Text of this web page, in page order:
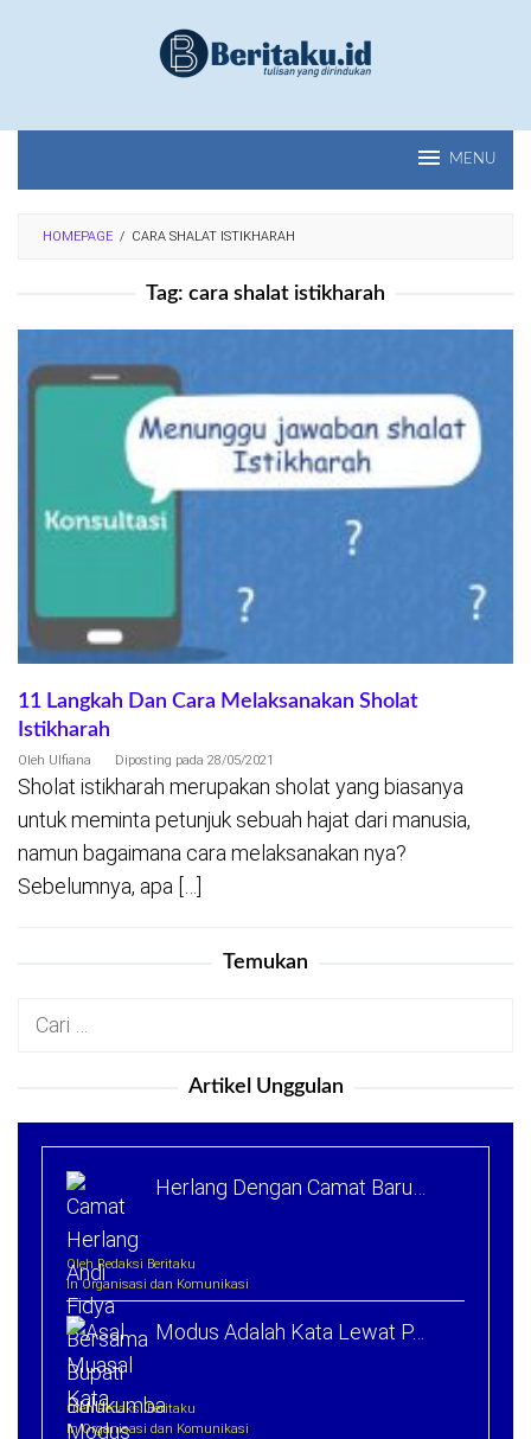
MENU
HOMEPAGE / CARA SHALAT ISTIKHARAH
Tag: cara shalat istikharah
11 Langkah Dan Cara Melaksanakan Sholat
Istikharah
Oleh Ulfiana Diposting pada 28/05/2021
Sholat istikharah merupakan sholat yang biasanya
untuk meminta petunjuk sebuah hajat dari manusia,
namun bagaimana cara melaksanakan nya?
Sebelumnya, apa […]
Temukan
Cari
Artikel Unggulan
Herlang Dengan Camat Baru…
Oleh Redaksi Beritaku
In Organisasi dan Komunikasi
Modus Adalah Kata Lewat P…
Oleh Redaksi Beritaku
In Organisasi dan Komunikasi